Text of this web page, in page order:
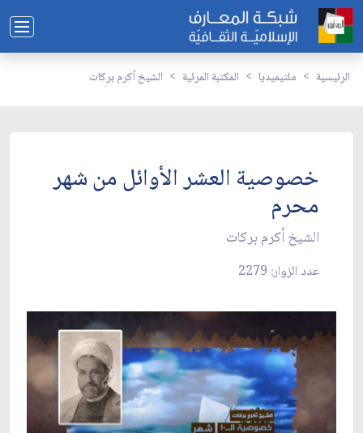
الرئيسية ملتيميديا المكتبة المرئية الشيخ أكرم بركات
خصوصية العشر الأوائل من شهر
محرم
الشيخ أكرم بركات
عدد الزوار: 2279